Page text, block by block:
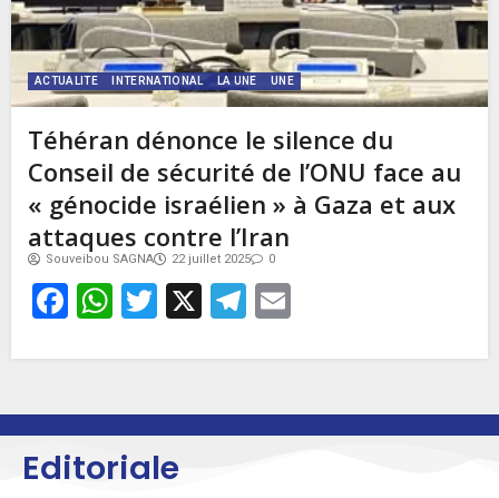
ACTUALITE INTERNATIONAL LA UNE UNE
Téhéran dénonce le silence du
Conseil de sécurité de l’ONU face au
« génocide israélien » à Gaza et aux
attaques contre l’Iran
Souveibou SAGNA 22 juillet 2025 0
Facebook
WhatsApp
Twitter
X Telegram
Editoriale